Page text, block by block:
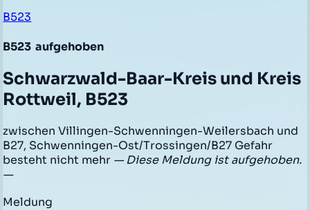
B523
B523 aufgehoben
Schwarzwald-Baar-Kreis und Kreis
Rottweil, B523
zwischen Villingen-Schwenningen-Weilersbach und
B27, Schwenningen-Ost/Trossingen/B27 Gefahr
besteht nicht mehr — Diese Meldung ist aufgehoben.
—
Meldung